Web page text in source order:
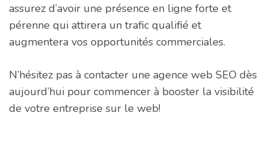
assurez d’avoir une présence en ligne forte et
pérenne qui attirera un trafic qualifié et
augmentera vos opportunités commerciales.
N’hésitez pas à contacter une agence web SEO dès
aujourd’hui pour commencer à booster la visibilité
de votre entreprise sur le web!